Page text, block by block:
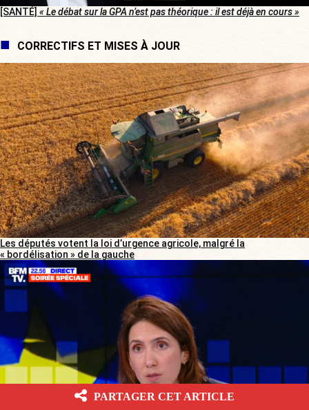
[SANTÉ] « Le débat sur la GPA n’est pas théorique : il est déjà en cours »
CORRECTIFS ET MISES À JOUR
Les députés votent la loi d’urgence agricole, malgré la
« bordélisation » de la gauche
PARTAGER CET ARTICLE